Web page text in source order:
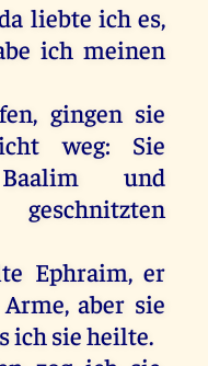
liebte ich es,
ich meinen
, gingen sie
weg: Sie
Baalim
und
geschnitzten
Ephraim,er
Arme,aber sie
ichsieheilte.